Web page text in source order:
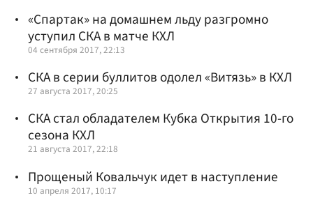
«Спартак» на домашнем льду разгромно
уступил СКА в матче КХЛ
04 сентября 2017, 22:13
СКА в серии буллитов одолел «Витязь» в КХЛ
27 августа 2017, 20:25
СКА стал обладателем Кубка Открытия 10-го
сезона КХЛ
21 августа 2017, 22:18
Прощеный Ковальчук идет в наступление
10 апреля 2017, 10:17